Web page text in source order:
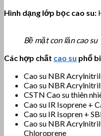
Hình dạng lớp bọc cao su:
Bề mặt con lăn cao su
Các hợp chất cao su phổ
Cao su NBR
Cao su NBR
CSTN Cao su thiên
Cao su IR Isoprene +
Cao su IR Isopren +
Cao su NBR
Chloroprene